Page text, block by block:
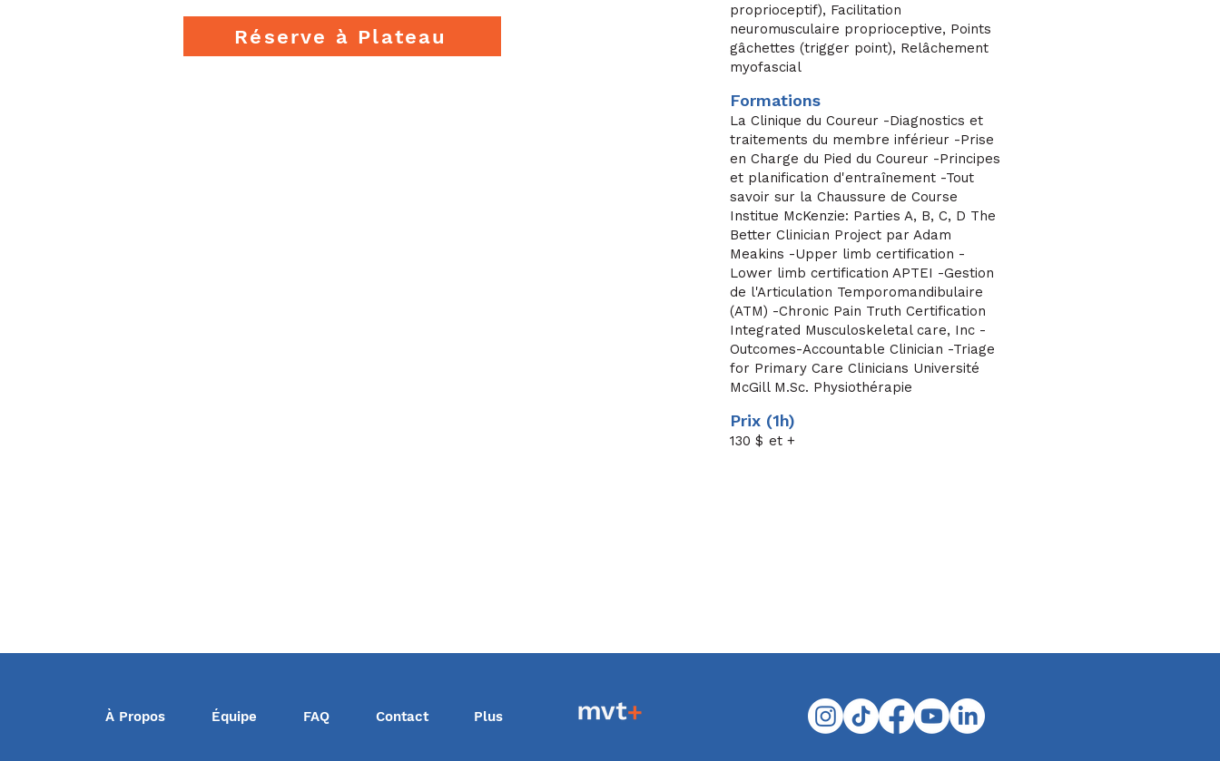
Réserve à Plateau
proprioceptif), Facilitation
neuromusculaire proprioceptive, Points
gâchettes (trigger point), Relâchement
myofascial
Formations
La Clinique du Coureur -Diagnostics et
traitements du membre inférieur -Prise
en Charge du Pied du Coureur -Principes
et planification d'entraînement -Tout
savoir sur la Chaussure de Course
Institue McKenzie: Parties A, B, C, D The
Better Clinician Project par Adam
Meakins -Upper limb certification -
Lower limb certification APTEI -Gestion
de l'Articulation Temporomandibulaire
(ATM) -Chronic Pain Truth Certification
Integrated Musculoskeletal care, Inc -
Outcomes-Accountable Clinician -Triage
for Primary Care Clinicians Université
McGill M.Sc. Physiothérapie
Prix (1h)
130 $ et +
À Propos Équipe FAQ Contact Plus